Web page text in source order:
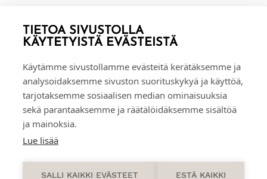
TIETOA SIVUSTOLLA
KÄYTETYISTÄ EVÄSTEISTÄ
Käytämme sivustollamme evästeitä kerätäksemme ja
analysoidaksemme sivuston suorituskykyä ja käyttöä,
tarjotaksemme sosiaalisen median ominaisuuksia
sekä parantaaksemme ja räätälöidäksemme sisältöä
ja mainoksia.
Lue lisää
SALLI KAIKKI EVÄSTEET ESTÄ KAIKKI